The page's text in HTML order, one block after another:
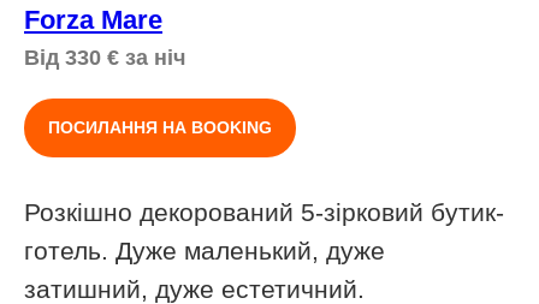
Forza Mare
Від 330 € за ніч
ПОСИЛАННЯ НА BOOKING
Розкішно декорований 5-зірковий бутик-
готель. Дуже маленький, дуже
затишний, дуже естетичний.